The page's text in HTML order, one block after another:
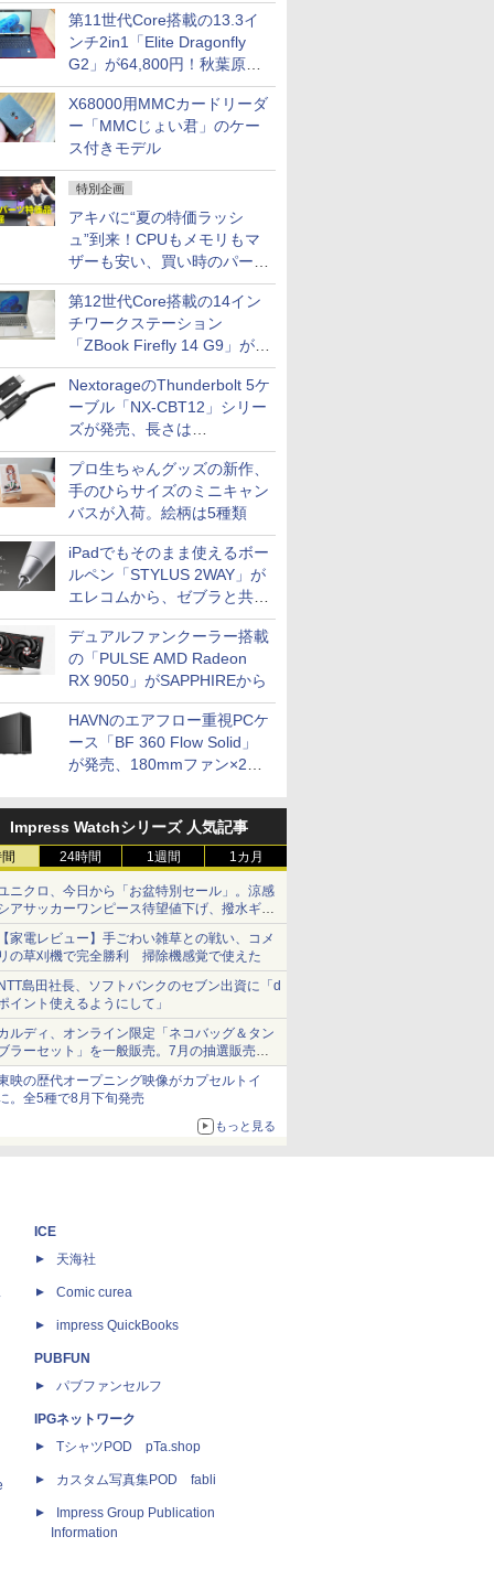
第11世代Core搭載の13.3イ
ンチ2in1「Elite Dragonfly
G2」が64,800円！秋葉原で
中古PCセール
X68000用MMCカードリーダ
ー「MMCじょい君」のケー
ス付きモデル
特別企画
アキバに“夏の特価ラッシ
ュ”到来！CPUもメモリもマ
ザーも安い、買い時のパーツ
は？【8月7日(金)22時配信】
第12世代Core搭載の14イン
チワークステーション
「ZBook Firefly 14 G9」が
79,800円！秋葉原で中古PC
セール
NextorageのThunderbolt 5ケ
ーブル「NX-CBT12」シリー
ズが発売、長さは
30cm/50cm/1mの3種類
プロ生ちゃんグッズの新作、
手のひらサイズのミニキャン
バスが入荷。絵柄は5種類
iPadでもそのまま使えるボー
ルペン「STYLUS 2WAY」が
エレコムから、ゼブラと共同
開発
デュアルファンクーラー搭載
の「PULSE AMD Radeon
RX 9050」がSAPPHIREから
HAVNのエアフロー重視PCケ
ース「BF 360 Flow Solid」
が発売、180mmファン×2搭
Impress Watchシリーズ 人気記事
24時間 1週間 1カ月
ニクロ、今日から「お盆特別セール」。涼感
アサッカーワンピース待望値下げ、撥水ギア
ョーツは1990円に
家電レビュー】手ごわい雑草との戦い、コメ
の草刈機で完全勝利 掃除機感覚で使えた
島田社長、ソフトバンクのセブン出資に「d
イント使えるようにして」
ルディ、オンライン限定「ネコバッグ＆タン
ラーセット」を一般販売。7月の抽選販売の
選無効分
映の歴代オープニング映像がカプセルトイ
。全5種で8月下旬発売
もっと見る
ICE
天海社
Comic curea
impress QuickBooks
PUBFUN
パブファンセルフ
IPGネットワーク
TシャツPOD pTa.shop
カスタム写真集POD fabli
Impress Group Publication
Information